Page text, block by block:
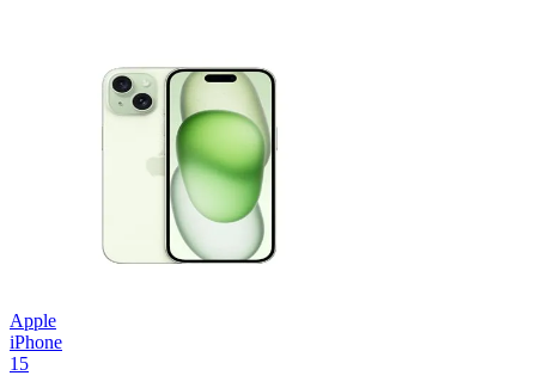
Apple
iPhone
15